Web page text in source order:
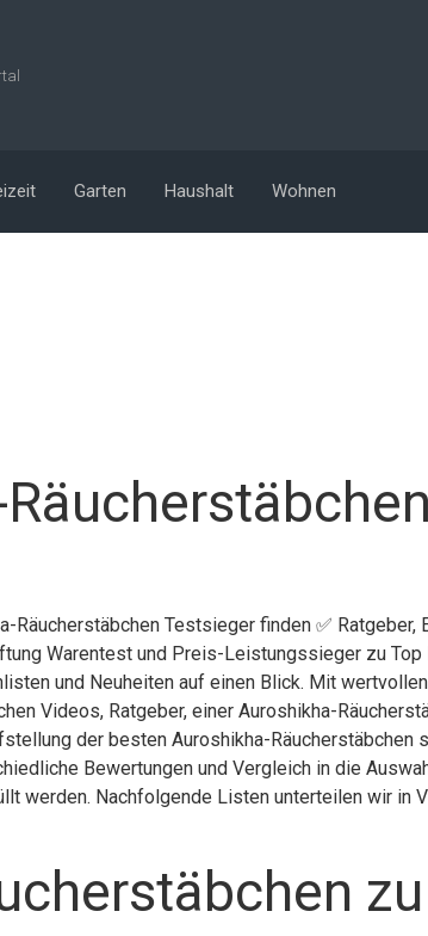
Garten Haushalt Wohnen
Testsieger finden ✅ Ratgeber,
Warentest und Preis-Leistungssieger zu
und Neuheiten auf einen Blick. Mit
Videos, Ratgeber, einer Auroshikha-
der besten Auroshikha-
Bewertungen und Vergleich in die
werden. Nachfolgende Listen unterteilen wir in